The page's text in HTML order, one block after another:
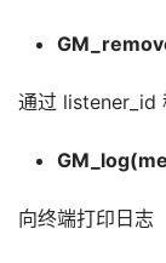
通过 listener_id
向终端打印日志